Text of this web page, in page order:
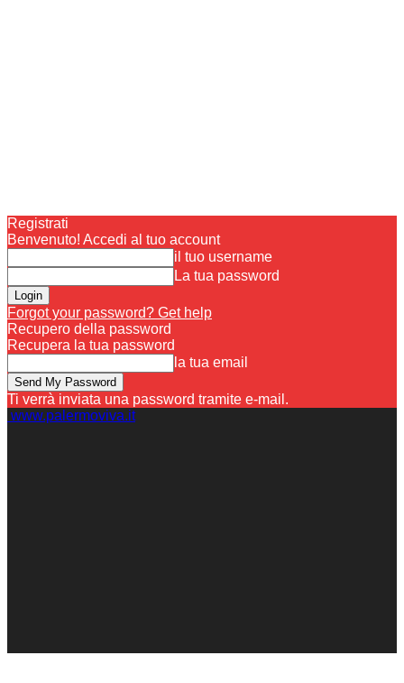
Registrati
Benvenuto! Accedi al tuo account
il tuo username
La tua password
Forgot your password? Get help
Recupero della password
Recupera la tua password
la tua email
Ti verrà inviata una password tramite e-mail.
www.palermoviva.it